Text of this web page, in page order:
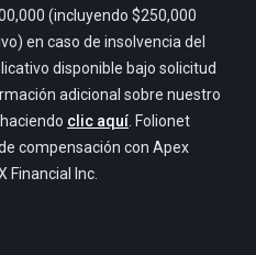
(incluyendo $250,000
en caso de insolvencia del
disponible bajo solicitud
adicional sobre nuestro
clic aquí. Folionet
compensación con Apex
Financial Inc.